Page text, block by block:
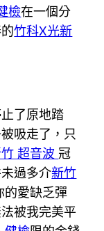
檢在一個分
竹科X光新
了原地踏
吸走了，只
超音波 冠
過多介新竹
的愛缺乏彈
被我完美平